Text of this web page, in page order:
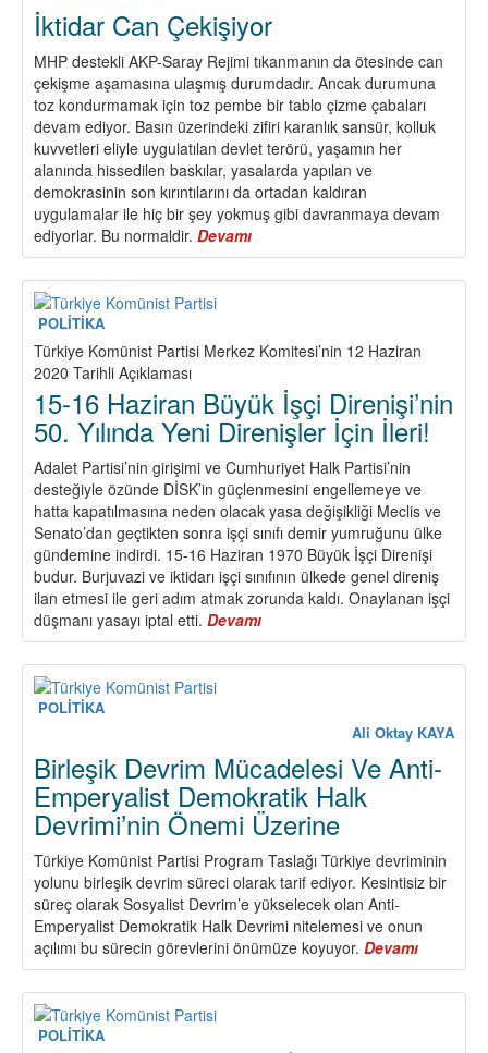
Düşünceler
İktidar Can Çekişiyor
MHP destekli AKP-Saray Rejimi tıkanmanın da ötesinde can
çekişme aşamasına ulaşmış durumdadır. Ancak durumuna
toz kondurmamak için toz pembe bir tablo çizme çabaları
devam ediyor. Basın üzerindeki zifiri karanlık sansür, kolluk
kuvvetleri eliyle uygulatılan devlet terörü, yaşamın her
alanında hissedilen baskılar, yasalarda yapılan ve
demokrasinin son kırıntılarını da ortadan kaldıran
uygulamalar ile hiç bir şey yokmuş gibi davranmaya devam
ediyorlar. Bu normaldir. Devamı
İktidar
Can
POLİTİKA
Türkiye Komünist Partisi Merkez Komitesi’nin 12 Haziran
2020 Tarihli Açıklaması
15-16 Haziran Büyük İşçi Direnişi’nin
50. Yılında Yeni Direnişler İçin İleri!
Adalet Partisi’nin girişimi ve Cumhuriyet Halk Partisi’nin
desteğiyle özünde DİSK’in güçlenmesini engellemeye ve
hatta kapatılmasına neden olacak yasa değişikliği Meclis ve
Senato’dan geçtikten sonra işçi sınıfı demir yumruğunu ülke
gündemine indirdi. 15-16 Haziran 1970 Büyük İşçi Direnişi
budur. Burjuvazi ve iktidarı işçi sınıfının ülkede genel direniş
ilan etmesi ile geri adım atmak zorunda kaldı. Onaylanan işçi
düşmanı yasayı iptal etti. Devamı
15-
16
50.
Yılında
Yeni
Direnişler
İçin
İleri!
POLİTİKA
Ali Oktay KAYA
Birleşik Devrim Mücadelesi Ve Anti-
Emperyalist Demokratik Halk
Devrimi’nin Önemi Üzerine
Türkiye Komünist Partisi Program Taslağı Türkiye devriminin
yolunu birleşik devrim süreci olarak tarif ediyor. Kesintisiz bir
süreç olarak Sosyalist Devrim’e yükselecek olan Anti-
Emperyalist Demokratik Halk Devrimi nitelemesi ve onun
açılımı bu sürecin görevlerini önümüze koyuyor. Devamı
Birleşik
Devrim
POLİTİKA